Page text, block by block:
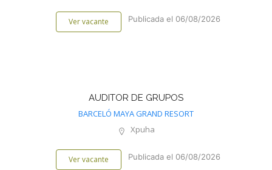
Ver vacante Publicada el 06/08/2026
AUDITOR DE GRUPOS
BARCELÓ MAYA GRAND RESORT
Xpuha
Ver vacante Publicada el 06/08/2026